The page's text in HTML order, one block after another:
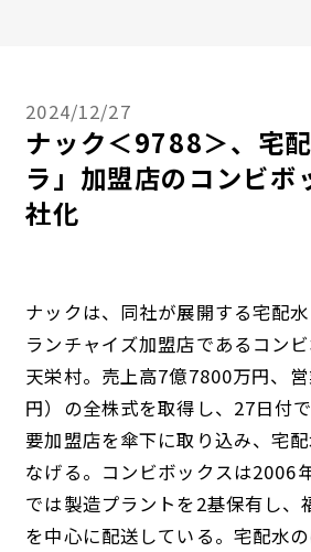
2024/12/27
ナック＜9788＞、宅
ラ」加盟店のコンビボ
社化
ナックは、同社が展開する宅配
ランチャイズ加盟店であるコン
天栄村。売上高7億7800万円、
円）の全株式を取得し、27日付
要加盟店を傘下に取り込み、宅
なげる。コンビボックスは2006
では製造プラントを2基保有し、
を中心に配送している。宅配水